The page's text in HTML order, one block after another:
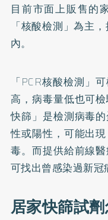
目前市面上販售的
「核酸檢測」為主
內。
「PCR核酸檢測」
高，病毒量低也可
快篩」是檢測病毒
性或陽性，可能出
毒。而提供給前線
可找出曾感染過新冠
居家快篩試